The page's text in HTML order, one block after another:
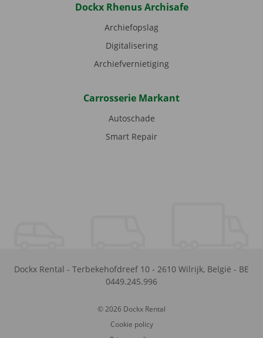
Dockx Rhenus Archisafe
Archiefopslag
Digitalisering
Archiefvernietiging
Carrosserie Markant
Autoschade
Smart Repair
Dockx Rental - Terbekehofdreef 10 - 2610 Wilrijk, België - BE
0449.245.996
© 2026 Dockx Rental
Cookie policy